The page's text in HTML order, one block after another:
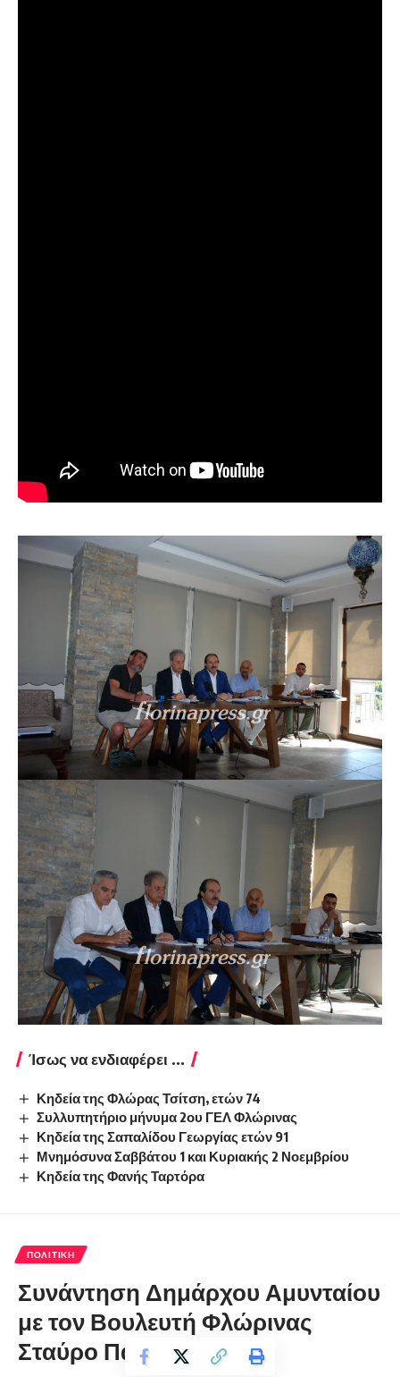
Ίσως να ενδιαφέρει ...
Κηδεία της Φλώρας Τσίτση, ετών 74
Συλλυπητήριο μήνυμα 2ου ΓΕΛ Φλώρινας
Κηδεία της Σαπαλίδου Γεωργίας ετών 91
Μνημόσυνα Σαββάτου 1 και Κυριακής 2 Νοεμβρίου
Κηδεία της Φανής Ταρτόρα
ΠΟΛΙΤΙΚΉ
Συνάντηση Δημάρχου Αμυνταίου
με τον Βουλευτή Φλώρινας
Σταύρο Παπασωτηρίου